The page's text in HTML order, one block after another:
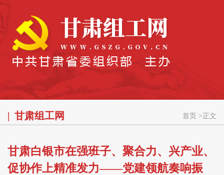
甘肃组工网 首页 > 正文
甘肃白银市在强班子、聚合力、兴产业、
促协作上精准发力——党建领航奏响振